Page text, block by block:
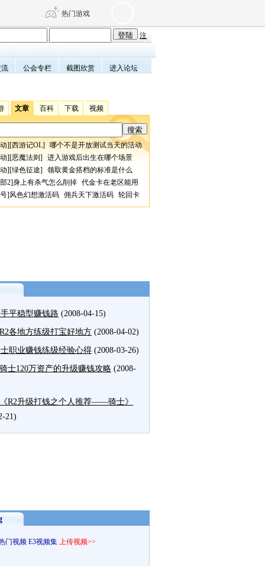
热门游戏
DNF 传奇4
剑网3旗舰版 新天龙八部
诛仙世界 仙剑世界
注
公会专栏 截图欣赏 进入论坛
文章 百科 下载 视频
][西游记OL] 哪个不是开放测试当天的活动
][恶魔法则 ] 进入游戏后出生在哪个场景
][绿色征途] 领取黄金搭档的标准是什么
2]身上有杀气怎么削掉 代金卡在老区能用
]风色幻想激活码 佣兵天下激活码 轮回卡
平稳型赚钱路 (2008-04-15)
各地方练级打宝好地方 (2008-04-02)
职业赚钱练级经验心得 (2008-03-26)
士120万资产的升级赚钱攻略 (2008-
R2升级打钱之个人推荐——骑士》
21)
门视频 E3视频集 上传视频>>